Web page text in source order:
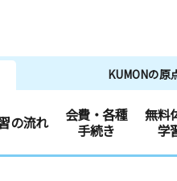
KUMONの原
の流れ
会費・各種
手続き
無料
学